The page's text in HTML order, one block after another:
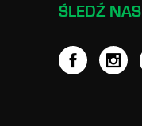
ŚLEDŹ NAS